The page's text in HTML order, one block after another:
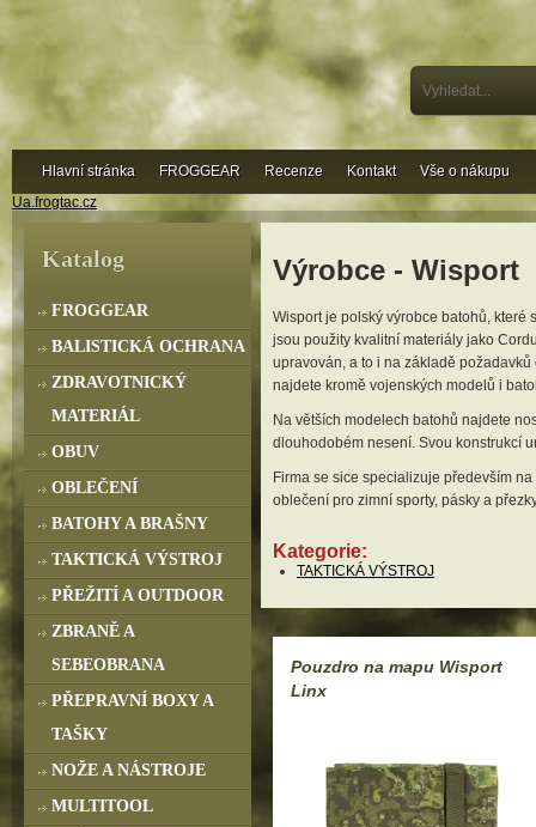
Ua.frogtac.cz
Výrobce - Wisport
Wisport je polský výrobce batohů,
jsou použity kvalitní materiály jako
upravován, a to i na základě
najdete kromě vojenských modelů i
Na větších modelech batohů najdete
dlouhodobém nesení. Svou konstrukcí
Firma se sice specializuje především
oblečení pro zimní sporty, pásky a
Kategorie:
TAKTICKÁ VÝSTROJ
Pouzdro na mapu Wisport
Linx
Katalog
FROGGEAR
BALISTICKÁ OCHRANA
ZDRAVOTNICKÝ
MATERIÁL
OBUV
OBLEČENÍ
BATOHY A BRAŠNY
TAKTICKÁ VÝSTROJ
PŘEŽITÍ A OUTDOOR
ZBRANĚ A
SEBEOBRANA
PŘEPRAVNÍ BOXY A
TAŠKY
NOŽE A NÁSTROJE
MULTITOOL
Hlavní stránka FROGGEAR Recenze Kontakt Vše o nákupu